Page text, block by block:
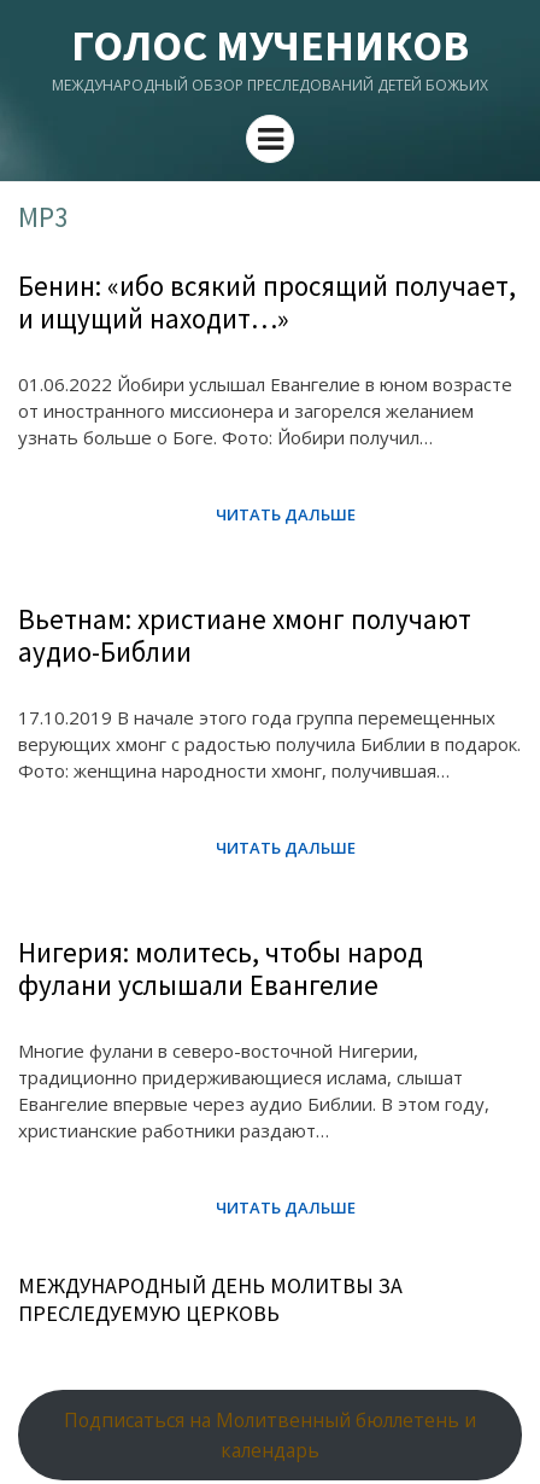
ГОЛОС МУЧЕНИКОВ
МЕЖДУНАРОДНЫЙ ОБЗОР ПРЕСЛЕДОВАНИЙ ДЕТЕЙ БОЖЬИХ
Menu
MP3
Бенин: «ибо всякий просящий получает,
и ищущий находит…»
01.06.2022 Йобири услышал Евангелие в юном возрасте
от иностранного миссионера и загорелся желанием
узнать больше о Боге. Фото: Йобири получил…
Вьетнам: христиане хмонг получают
аудио-Библии
17.10.2019 В начале этого года группа перемещенных
верующих хмонг с радостью получила Библии в подарок.
Фото: женщина народности хмонг, получившая…
Нигерия: молитесь, чтобы народ
фулани услышали Евангелие
Многие фулани в северо-восточной Нигерии,
традиционно придерживающиеся ислама, слышат
Евангелие впервые через аудио Библии. В этом году,
христианские работники раздают…
МЕЖДУНАРОДНЫЙ ДЕНЬ МОЛИТВЫ ЗА
ПРЕСЛЕДУЕМУЮ ЦЕРКОВЬ
Подписаться на Молитвенный бюллетень и
календарь